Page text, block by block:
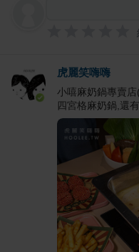
虎麗笑嗨嗨
小嘻麻奶鍋專賣
四宮格麻奶鍋,還